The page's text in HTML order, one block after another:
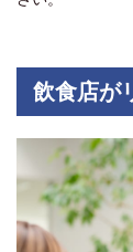
飲食店が